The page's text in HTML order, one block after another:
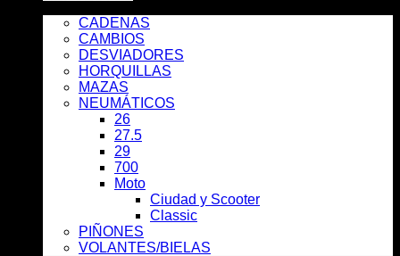
CADENAS
CAMBIOS
DESVIADORES
HORQUILLAS
MAZAS
NEUMÁTICOS
26
27.5
29
700
Moto
Ciudad y Scooter
Classic
PIÑONES
VOLANTES/BIELAS